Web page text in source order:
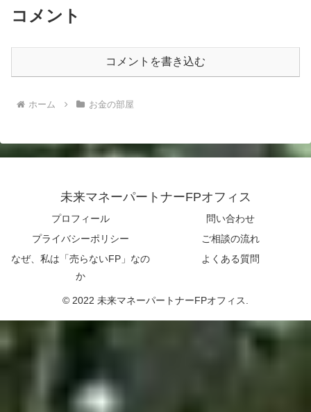
コメント
コメントを書き込む
ホーム お金の部屋
未来マネーパートナーFPオフィス
プロフィール
問い合わせ
プライバシーポリシー
ご相談の流れ
なぜ、私は「売らないFP」なの
か
よくある質問
© 2022 未来マネーパートナーFPオフィス.